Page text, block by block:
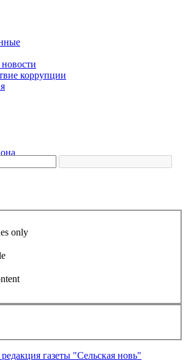
коррупции
only